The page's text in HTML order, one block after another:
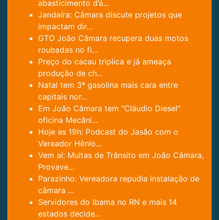
abasticimento d’á...
Jandaíra: Câmara discute projetos que
impactam dir...
GTO João Câmara recupera duas motos
roubadas no fi...
Preço do cacau triplica e já ameaça
produção de ch...
Natal tem 3ª gasolina mais cara entre
capitais nor...
Em João Câmara tem "Cláudio Diesel"
oficina Mecâni...
Hoje as 19h: Podcast do Jasão com o
Vereador Hênio...
Vem aí: Multas de Trânsito em João Câmara,
Provave...
Parazinho: Vereadora repudia instalação de
câmara ...
Servidores do Ibama no RN e mais 14
estados decide...